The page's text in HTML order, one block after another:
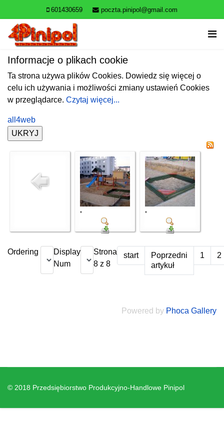
601430659 poczta.pinipol@gmail.com
Informacje o plikach cookie
Ta strona używa plików Cookies. Dowiedz się więcej o
celu ich używania i możliwości zmiany ustawień Cookies
w przeglądarce. Czytaj więcej...
all4web
* *
Ordering
Display
Num
Strona
8 z 8
start
Poprzedni
artykuł
1 2
Powered by Phoca Gallery
© 2018 Przedsiębiorstwo Produkcyjno-Handlowe Pinipol